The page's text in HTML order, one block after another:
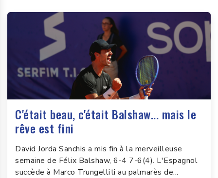
C'était beau, c'était Balshaw... mais le
rêve est fini
David Jorda Sanchis a mis fin à la merveilleuse
semaine de Félix Balshaw, 6-4 7-6(4). L'Espagnol
succède à Marco Trungelliti au palmarès de...